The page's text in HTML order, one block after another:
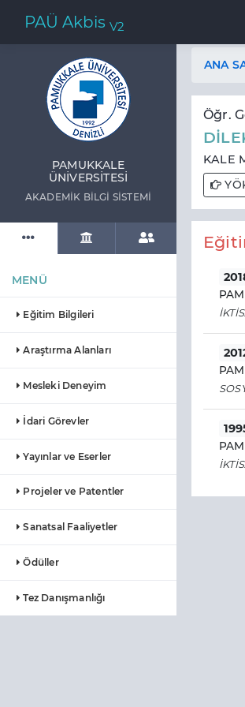
PAÜ Akbis V2
PAMUKKALE
ÜNIVERSITESI
AKADEMIK BILGI SISTEMI
MENÜ
Eğitim Bilgileri
Araştırma Alanları
Mesleki Deneyim
İdari Görevler
Yayınlar ve Eserler
Projeler ve Patentler
Sanatsal Faaliyetler
Ödüller
Tez Danışmanlığı
ANA
Öğr.
KALE